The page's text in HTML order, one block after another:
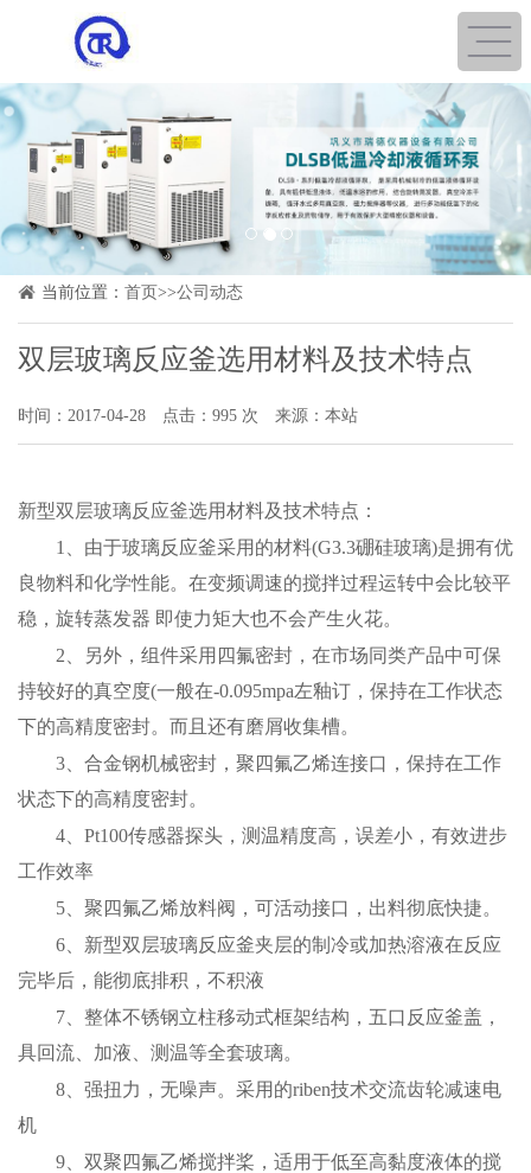
1 2 3
当前位置： 首页>>公司动态
双层玻璃反应釜选用材料及技术特点
时间：2017-04-28 点击：995 次 来源：本站
新型双层玻璃反应釜选用材料及技术特点：
1、由于玻璃反应釜采用的材料(G3.3硼硅玻璃)是拥有优
良物料和化学性能。在变频调速的搅拌过程运转中会比较平
稳，旋转蒸发器 即使力矩大也不会产生火花。
2、另外，组件采用四氟密封，在市场同类产品中可保
持较好的真空度(一般在-0.095mpa左釉订，保持在工作状态
下的高精度密封。而且还有磨屑收集槽。
3、合金钢机械密封，聚四氟乙烯连接口，保持在工作
状态下的高精度密封。
4、Pt100传感器探头，测温精度高，误差小，有效进步
工作效率
5、聚四氟乙烯放料阀，可活动接口，出料彻底快捷。
6、新型双层玻璃反应釜夹层的制冷或加热溶液在反应
完毕后，能彻底排积，不积液
7、整体不锈钢立柱移动式框架结构，五口反应釜盖，
具回流、加液、测温等全套玻璃。
8、强扭力，无噪声。采用的riben技术交流齿轮减速电
机
9、双聚四氟乙烯搅拌桨，适用于低至高黏度液体的搅